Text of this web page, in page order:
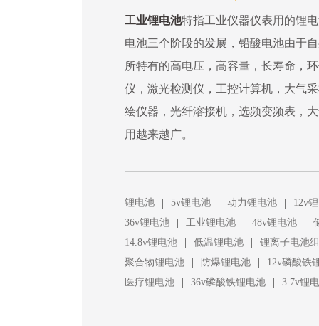
工业锂电池特指工业仪器仪表用的锂
电池三个阶段的发展，铅酸电池由于
所特有的高电压，高容量，长寿命，
仪，激光检测仪，工控计算机，大气
绘仪器，光纤溶接机，选频变频表，
用越来越广。
锂电池 | 5v锂电池 | 动力锂电池 |
12v
36v锂电池
| 工业锂电池 | 48v锂电池 |
14.8v锂电池
| 低温锂电池 |
锂离子电池组
聚合物锂电池
| 防爆锂电池 |
12v磷酸铁
医疗锂电池
| 36v磷酸铁锂电池 | 3.7v锂